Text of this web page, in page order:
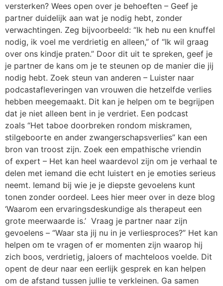
versterken? Wees open over je behoeften – Geef je
partner duidelijk aan wat je nodig hebt, zonder
verwachtingen. Zeg bijvoorbeeld: “Ik heb nu een knuffel
nodig, ik voel me verdrietig en alleen,” of “Ik wil graag
over ons kindje praten.” Door dit uit te spreken, geef je
je partner de kans om je te steunen op de manier die jij
nodig hebt. Zoek steun van anderen – Luister naar
podcastafleveringen van vrouwen die hetzelfde verlies
hebben meegemaakt. Dit kan je helpen om te begrijpen
dat je niet alleen bent in je verdriet. Een podcast
zoals “Het taboe doorbreken rondom miskramen,
stilgeboorte en ander zwangerschapsverlies” kan een
bron van troost zijn. Zoek een empathische vriendin
of expert – Het kan heel waardevol zijn om je verhaal te
delen met iemand die echt luistert en je emoties serieus
neemt. Iemand bij wie je je diepste gevoelens kunt
tonen zonder oordeel. Lees hier meer over in deze blog
‘Waarom een ervaringsdeskundige als therapeut een
grote meerwaarde is.’ Vraag je partner naar zijn
gevoelens – “Waar sta jij nu in je verliesproces?” Het kan
helpen om te vragen of er momenten zijn waarop hij
zich boos, verdrietig, jaloers of machteloos voelde. Dit
opent de deur naar een eerlijk gesprek en kan helpen
om de afstand tussen jullie te verkleinen. Ga samen